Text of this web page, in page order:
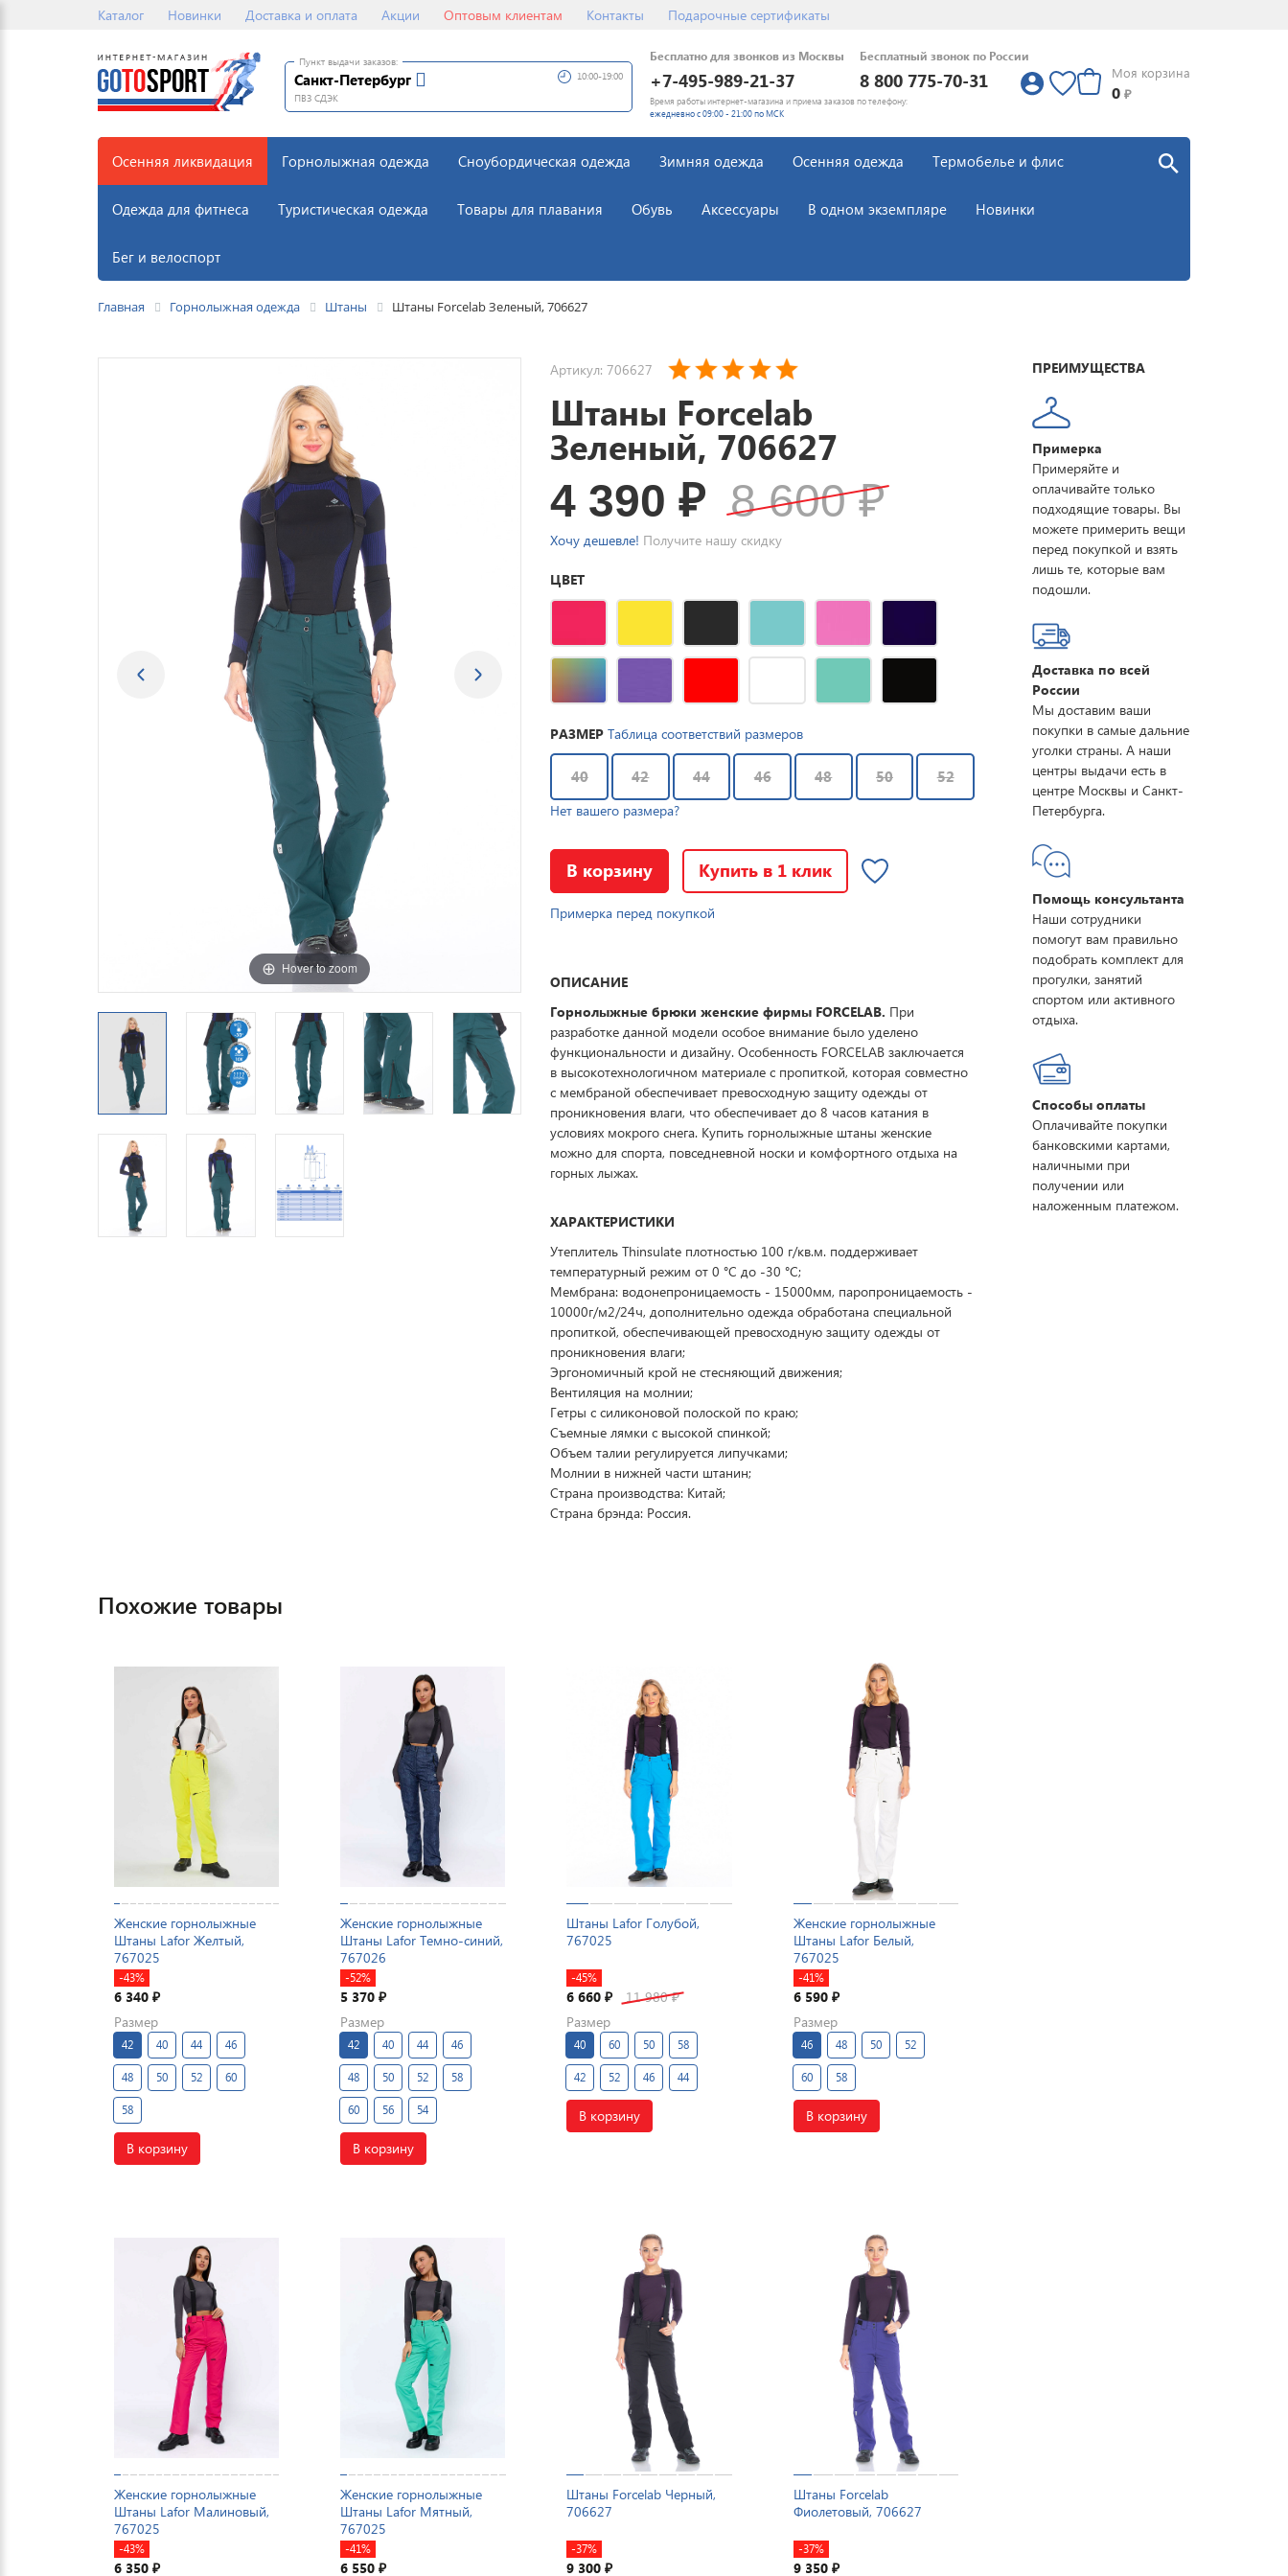
Каталог Новинки Доставка и оплата Акции Оптовым клиентам Контакты Подарочные сертификаты
Пункт выдачи заказов:
Санкт-Петербург
ПВЗ СДЭК
10:00-19:00
Бесплатно для звонков из Москвы
+7-495-989-21-37
Бесплатный звонок по России
8 800 775-70-31
Время работы интернет-магазина и приема заказов по телефону:
ежедневно с 09:00 - 21:00 по МСК
Моя корзина
0 ₽
Осенняя ликвидация Горнолыжная одежда Сноубордическая одежда Зимняя одежда Осенняя одежда Термобелье и флис
Одежда для фитнеса Туристическая одежда Товары для плавания Обувь Аксессуары В одном экземпляре Новинки
Бег и велоспорт
Главная Горнолыжная одежда Штаны Штаны Forcelab Зеленый, 706627
Hover to zoom
Артикул: 706627
Штаны Forcelab
Зеленый, 706627
4 390₽ 8 600₽
Хочу дешевле! Получите нашу скидку
ЦВЕТ
РАЗМЕР Таблица соответствий размеров
40 42 44 46 48 50 52
Нет вашего размера?
В корзину Купить в 1 клик
Примерка перед покупкой
ОПИСАНИЕ
Горнолыжные брюки женские фирмы FORCELAB. При
разработке данной модели особое внимание было уделено
функциональности и дизайну. Особенность FORCELAB заключается
в высокотехнологичном материале с пропиткой, которая совместно
с мембраной обеспечивает превосходную защиту одежды от
проникновения влаги, что обеспечивает до 8 часов катания в
условиях мокрого снега. Купить горнолыжные штаны женские
можно для спорта, повседневной носки и комфортного отдыха на
горных лыжах.
ХАРАКТЕРИСТИКИ
Утеплитель Thinsulate плотностью 100 г/кв.м. поддерживает
температурный режим от 0 °C до -30 °C;
Мембрана: водонепроницаемость - 15000мм, паропроницаемость -
10000г/м2/24ч, дополнительно одежда обработана специальной
пропиткой, обеспечивающей превосходную защиту одежды от
проникновения влаги;
Эргономичный крой не стесняющий движения;
Вентиляция на молнии;
Гетры с силиконовой полоской по краю;
Съемные лямки с высокой спинкой;
Объем талии регулируется липучками;
Молнии в нижней части штанин;
Страна производства: Китай;
Страна брэнда: Россия.
Похожие товары
Женские горнолыжные
Штаны Lafor Желтый,
767025
-43%
6 340 ₽
Размер
42 40 44 46
48 50 52 60
58
В корзину
Женские горнолыжные
Штаны Lafor Темно-синий,
767026
-52%
5 370₽
Размер
42 40 44 46
48 50 52 58
60 56 54
В корзину
Штаны Lafor Голубой,
767025
-45%
6 660₽ 11 980₽
Размер
40 60 50 58
42 52 46 44
В корзину
Женские горнолыжные
Штаны Lafor Белый,
767025
-41%
6 590 ₽
Размер
46 48 50 52
60 58
В корзину
Женские горнолыжные
Штаны Lafor Малиновый,
767025
-43%
6 350 ₽
Женские горнолыжные
Штаны Lafor Мятный,
767025
-41%
6 550₽
Штаны Forcelab Черный,
706627
-37%
9 300₽
Штаны Forcelab
Фиолетовый, 706627
-37%
9 350 ₽
ПРЕИМУЩЕСТВА
Примерка
Примеряйте и
оплачивайте только
подходящие товары. Вы
можете примерить вещи
перед покупкой и взять
лишь те, которые вам
подошли.
Доставка по всей
России
Мы доставим ваши
покупки в самые дальние
уголки страны. А наши
центры выдачи есть в
центре Москвы и Санкт-
Петербурга.
Помощь консультанта
Наши сотрудники
помогут вам правильно
подобрать комплект для
прогулки, занятий
спортом или активного
отдыха.
Способы оплаты
Оплачивайте покупки
банковскими картами,
наличными при
получении или
наложенным платежом.